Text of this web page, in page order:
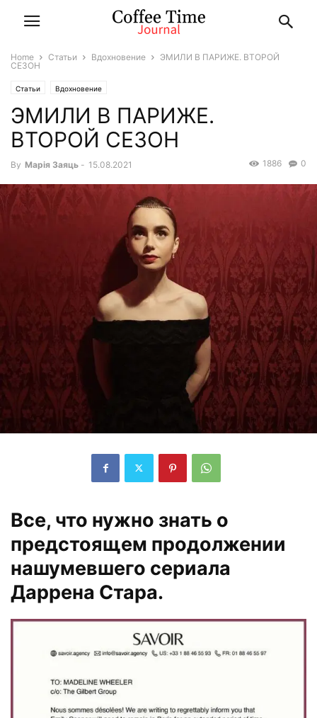
Home Статьи Вдохновение
ЭМИЛИ В ПАРИЖЕ. ВТОРОЙ
СЕЗОН
Статьи Вдохновение
ЭМИЛИ В ПАРИЖЕ.
ВТОРОЙ СЕЗОН
By Марiя Заяць - 15.08.2021 0
1886
Все, что нужно знать о
предстоящем продолжении
нашумевшего сериала
Даррена Стара.